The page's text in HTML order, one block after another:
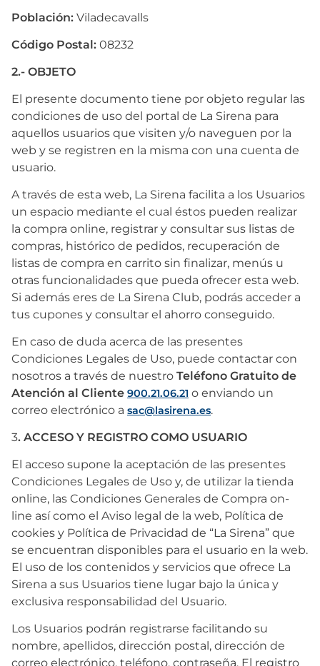
Población: Viladecavalls
Código Postal: 08232
2.- OBJETO
El presente documento tiene por objeto regular las
condiciones de uso del portal de La Sirena para
aquellos usuarios que visiten y/o naveguen por la
web y se registren en la misma con una cuenta de
usuario.
A través de esta web, La Sirena facilita a los Usuarios
un espacio mediante el cual éstos pueden realizar
la compra online, registrar y consultar sus listas de
compras, histórico de pedidos, recuperación de
listas de compra en carrito sin finalizar, menús u
otras funcionalidades que pueda ofrecer esta web.
Si además eres de La Sirena Club, podrás acceder a
tus cupones y consultar el ahorro conseguido.
En caso de duda acerca de las presentes
Condiciones Legales de Uso, puede contactar con
nosotros a través de nuestro Teléfono Gratuito de
Atención al Cliente 900.21.06.21 o enviando un
correo electrónico a sac@lasirena.es.
3. ACCESO Y REGISTRO COMO USUARIO
El acceso supone la aceptación de las presentes
Condiciones Legales de Uso y, de utilizar la tienda
online, las Condiciones Generales de Compra on-
line así como el Aviso legal de la web, Política de
cookies y Política de Privacidad de “La Sirena” que
se encuentran disponibles para el usuario en la web.
El uso de los contenidos y servicios que ofrece La
Sirena a sus Usuarios tiene lugar bajo la única y
exclusiva responsabilidad del Usuario.
Los Usuarios podrán registrarse facilitando su
nombre, apellidos, dirección postal, dirección de
correo electrónico, teléfono, contraseña. El registro